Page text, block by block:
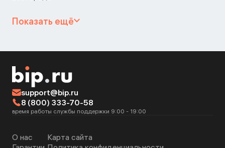
Показать ещё
support@bip.ru
8 (800) 333-70-58
время работы службы поддержки 9:00 - 19:00
О нас
Карта сайта